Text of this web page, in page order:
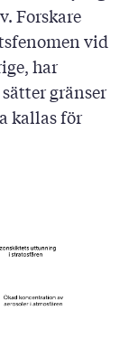
Forskare
vid
har
gränser
kallas för